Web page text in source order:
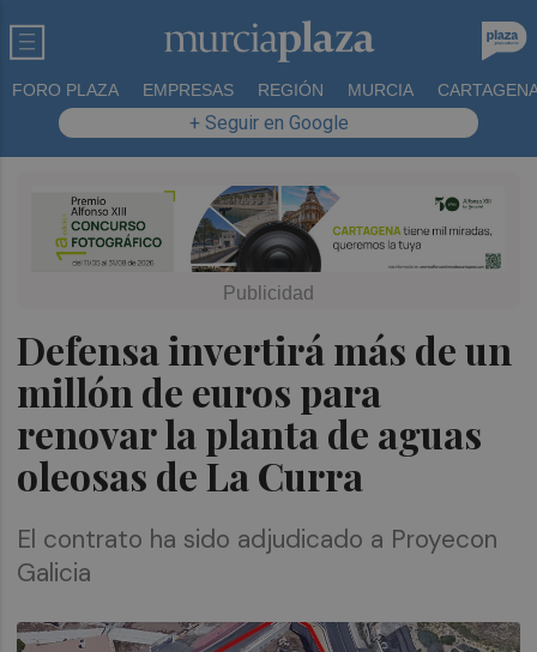
FORO PLAZA EMPRESAS REGIÓN MURCIA
+ Seguir en Google
Defensa invertirá más de un
millón de euros para
renovar la planta de aguas
oleosas de La Curra
El contrato ha sido adjudicado a Proyecon
Galicia